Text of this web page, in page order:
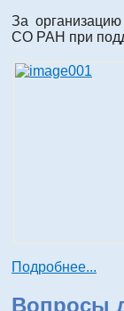
За
СО РАН при
Подробнее...
Вопросы